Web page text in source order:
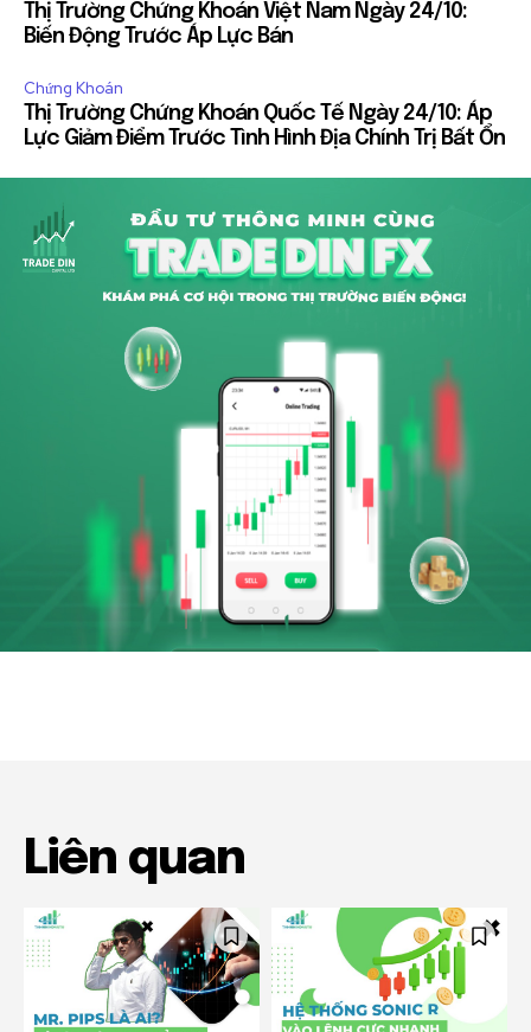
Thị Trường Chứng Khoán Việt Nam Ngày 24/10:
Biến Động Trước Áp Lực Bán
Chứng Khoán
Thị Trường Chứng Khoán Quốc Tế Ngày 24/10: Áp
Lực Giảm Điểm Trước Tình Hình Địa Chính Trị Bất Ổn
Liên quan